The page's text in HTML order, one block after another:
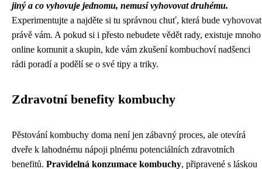
jiný a co vyhovuje jednomu, nemusí vyhovovat druhému.
Experimentujte a najděte si tu správnou chuť, která bude vyhovovat
právě vám. A pokud si i přesto nebudete vědět rady, existuje mnoho
online komunit a skupin, kde vám zkušení kombuchoví nadšenci
rádi poradí a podělí se o své tipy a triky.
Zdravotní benefity kombuchy
Pěstování kombuchy doma není jen zábavný proces, ale otevírá
dveře k lahodnému nápoji plnému potenciálních zdravotních
benefitů. Pravidelná konzumace kombuchy, připravené s láskou